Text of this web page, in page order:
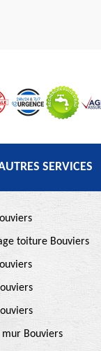
SERVICES
toiture Bouviers
Bouviers